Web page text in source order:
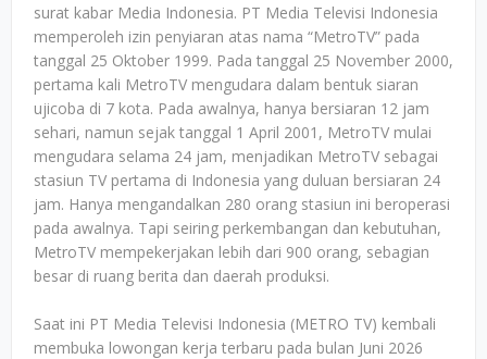
surat kabar Media Indonesia. PT Media Televisi Indonesia
memperoleh izin penyiaran atas nama “MetroTV” pada
tanggal 25 Oktober 1999. Pada tanggal 25 November 2000,
pertama kali MetroTV mengudara dalam bentuk siaran
ujicoba di 7 kota. Pada awalnya, hanya bersiaran 12 jam
sehari, namun sejak tanggal 1 April 2001, MetroTV mulai
mengudara selama 24 jam, menjadikan MetroTV sebagai
stasiun TV pertama di Indonesia yang duluan bersiaran 24
jam. Hanya mengandalkan 280 orang stasiun ini beroperasi
pada awalnya. Tapi seiring perkembangan dan kebutuhan,
MetroTV mempekerjakan lebih dari 900 orang, sebagian
besar di ruang berita dan daerah produksi.
Saat ini PT Media Televisi Indonesia (METRO TV) kembali
membuka lowongan kerja terbaru pada bulan Juni 2026